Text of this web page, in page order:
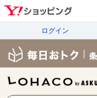
ログイン